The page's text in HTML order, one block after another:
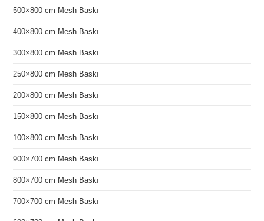
500×800 cm Mesh Baskı
400×800 cm Mesh Baskı
300×800 cm Mesh Baskı
250×800 cm Mesh Baskı
200×800 cm Mesh Baskı
150×800 cm Mesh Baskı
100×800 cm Mesh Baskı
900×700 cm Mesh Baskı
800×700 cm Mesh Baskı
700×700 cm Mesh Baskı